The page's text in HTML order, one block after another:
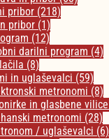
pribor (218)
pribor (1)
(12)
darilni program (4)
(8)
in uglaševalci (59)
metronomi (8)
in glasbene vilice
metronomi (28)
/ uglaševalci (6)